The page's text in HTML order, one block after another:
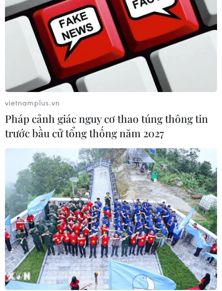
vietnamplus.vn
Pháp cảnh giác nguy cơ thao túng thông tin
trước bầu cử tổng thống năm 2027